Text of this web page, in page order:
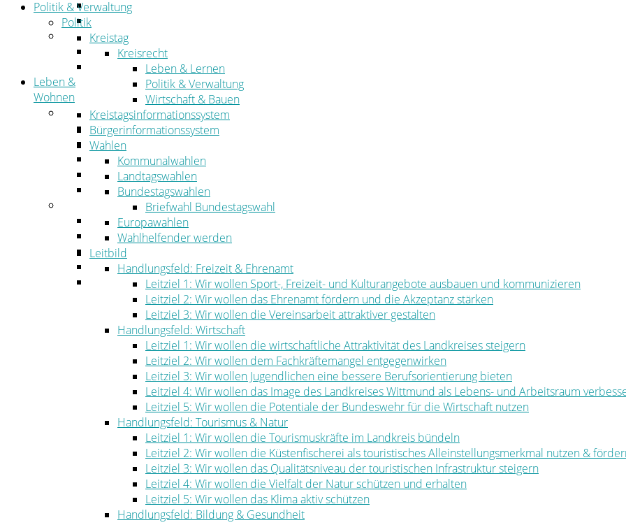
Straßen- und Radwegebau
Landwirtschaft
Tourismus
Freizeit und Urlaub im Landkreis
Veranstaltungen
Leben &
Wohnen
Leben
Migration
Schulen, Bildung, Sport und Kultur
Soziales
Gesundheit
Jugend, Familie und Senioren
Bauen und Planen
Abfall
Verkehr
Umwelt
Ordnung
Politik & Verwaltung
Politik
Kreistag
Kreisrecht
Leben & Lernen
Politik & Verwaltung
Wirtschaft & Bauen
Kreistagsinformationssystem
Bürgerinformationssystem
Wahlen
Kommunalwahlen
Landtagswahlen
Bundestagswahlen
Briefwahl Bundestagswahl
Europawahlen
Wahlhelfender werden
Leitbild
Handlungsfeld: Freizeit & Ehrenamt
Leitziel 1: Wir wollen Sport-, Freizeit- und Kulturangebote ausbauen und kommunizieren
Leitziel 2: Wir wollen das Ehrenamt fördern und die Akzeptanz stärken
Leitziel 3: Wir wollen die Vereinsarbeit attraktiver gestalten
Handlungsfeld: Wirtschaft
Leitziel 1: Wir wollen die wirtschaftliche Attraktivität des Landkreises steigern
Leitziel 2: Wir wollen dem Fachkräftemangel entgegenwirken
Leitziel 3: Wir wollen Jugendlichen eine bessere Berufsorientierung bieten
Leitziel 4: Wir wollen das Image des Landkreises Wittmund als Lebens- und Arbeitsraum
Leitziel 5: Wir wollen die Potentiale der Bundeswehr für die Wirtschaft nutzen
Handlungsfeld: Tourismus & Natur
Leitziel 1: Wir wollen die Tourismuskräfte im Landkreis bündeln
Leitziel 2: Wir wollen die Küstenfischerei als touristisches Alleinstellungsmerkmal nutzen &
Leitziel 3: Wir wollen das Qualitätsniveau der touristischen Infrastruktur steigern
Leitziel 4: Wir wollen die Vielfalt der Natur schützen und erhalten
Leitziel 5: Wir wollen das Klima aktiv schützen
Handlungsfeld: Bildung & Gesundheit